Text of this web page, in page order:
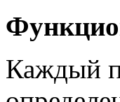
Каждый